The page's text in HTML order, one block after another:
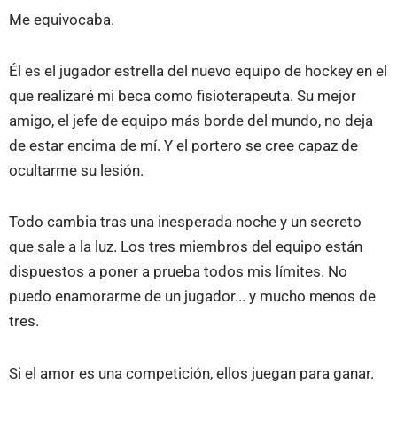
Me equivocaba.
Él es el jugador estrella del nuevo equipo de hockey en el
que realizaré mi beca como fisioterapeuta. Su mejor
amigo, el jefe de equipo más borde del mundo, no deja
de estar encima de mí. Y el portero se cree capaz de
ocultarme su lesión.
Todo cambia tras una inesperada noche y un secreto
que sale a la luz. Los tres miembros del equipo están
dispuestos a poner a prueba todos mis límites. No
puedo enamorarme de un jugador... y mucho menos de
tres.
Si el amor es una competición, ellos juegan para ganar.